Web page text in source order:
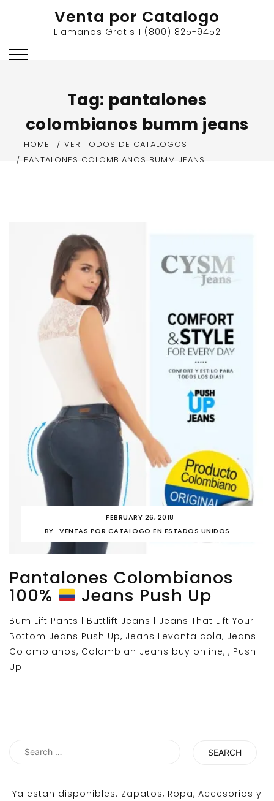
Venta por Catalogo
Llamanos Gratis 1 (800) 825-9452
Tag: pantalones
colombianos bumm jeans
HOME
VER TODOS DE CATALOGOS
PANTALONES COLOMBIANOS BUMM JEANS
FEBRUARY 26, 2018
BY
VENTAS POR CATALOGO EN ESTADOS UNIDOS
Pantalones Colombianos
100% Jeans Push Up
Bum Lift Pants | Buttlift Jeans | Jeans That Lift Your
Bottom Jeans Push Up, Jeans Levanta cola, Jeans
Colombianos, Colombian Jeans buy online, , Push
Up
Search
Ya estan disponibles. Zapatos, Ropa, Accesorios y